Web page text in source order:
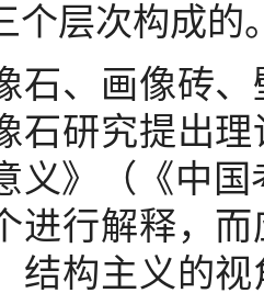
个层次构成的
、画像砖、
石研究提出
义》（《中
进行解释，
结构主义的